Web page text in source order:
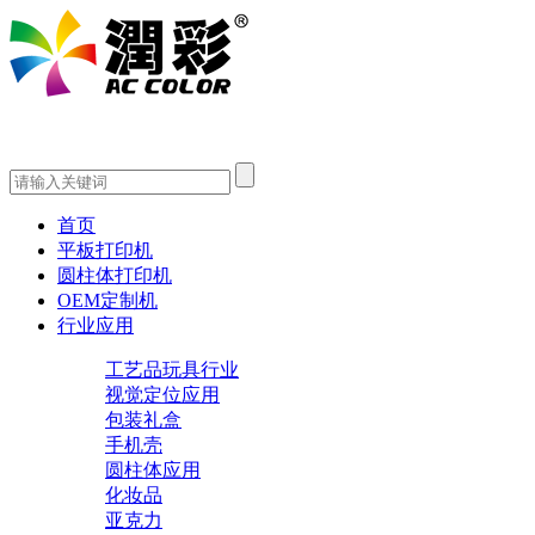
首页
平板打印机
圆柱体打印机
OEM定制机
行业应用
工艺品玩具行业
视觉定位应用
包装礼盒
手机壳
圆柱体应用
化妆品
亚克力